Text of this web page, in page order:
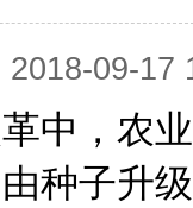
2018-09-17
中，农
种子升